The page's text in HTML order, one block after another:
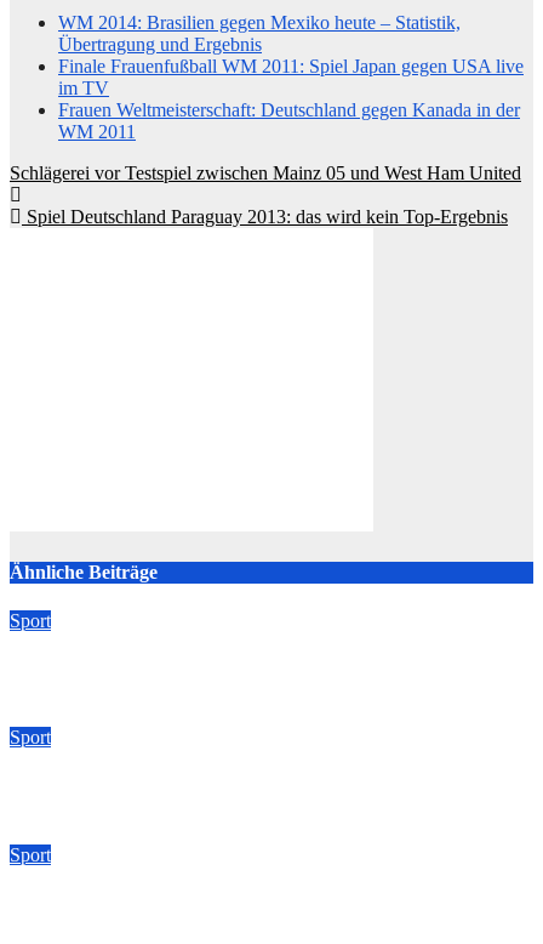
WM 2014: Brasilien gegen Mexiko heute – Statistik,
Übertragung und Ergebnis
Finale Frauenfußball WM 2011: Spiel Japan gegen USA live
im TV
Frauen Weltmeisterschaft: Deutschland gegen Kanada in der
WM 2011
Beitragsnavigation
Schlägerei vor Testspiel zwischen Mainz 05 und West Ham United
Spiel Deutschland Paraguay 2013: das wird kein Top-Ergebnis
Ähnliche Beiträge
Sport
Sport
Sport